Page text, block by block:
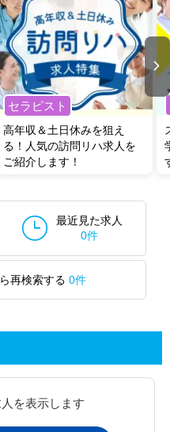
セラピスト
高年収＆土日休みを狙え
る！人気の訪問リハ求人を
ご紹介します！
最近見た求人
0件
再検索する 0件
を表示します